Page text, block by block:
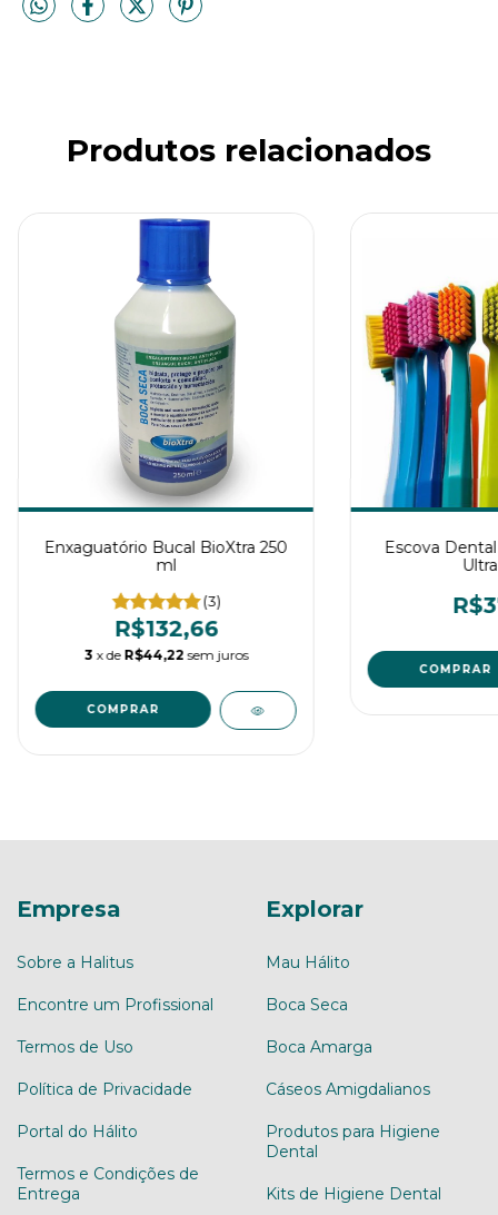
Produtos relacionados
Enxaguatório Bucal BioXtra 250
ml
(3)
R$132,66
3 x de R$44,22 sem juros
Escova
Empresa
Sobre a Halitus
Encontre um Profissional
Termos de Uso
Política de Privacidade
Portal do Hálito
Termos e Condições de
Entrega
Explorar
Mau Hálito
Boca Seca
Boca Amarga
Cáseos Amigdalianos
Produtos para Higiene
Dental
Kits de Higiene Dental